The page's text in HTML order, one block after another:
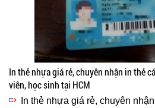
In thẻ nhựa giá rẻ, chuyên nhận in thẻ
viên, học sinh tại HCM
In thẻ nhựa giá rẻ, chuyên